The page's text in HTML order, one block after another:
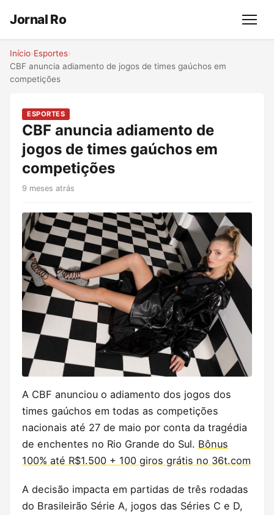
Jornal Ro Menu
Início›Esportes›
CBF anuncia adiamento de jogos de times gaúchos em
competições
ESPORTES
CBF anuncia adiamento de
jogos de times gaúchos em
competições
9 meses atrás
A CBF anunciou o adiamento dos jogos dos
times gaúchos em todas as competições
nacionais até 27 de maio por conta da tragédia
de enchentes no Rio Grande do Sul. Bônus
100% até R$1.500 + 100 giros grátis no 36t.com
A decisão impacta em partidas de três rodadas
do Brasileirão Série A, jogos das Séries C e D,